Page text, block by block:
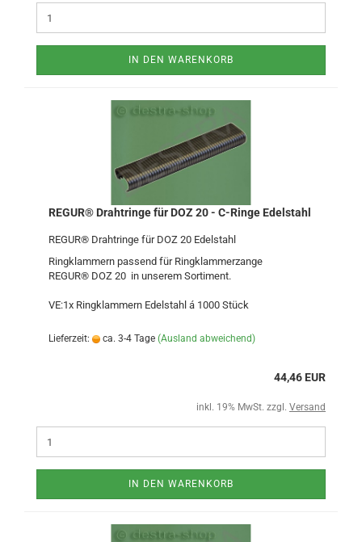
IN DEN WARENKORB
REGUR® Drahtringe für DOZ 20 - C-Ringe Edelstahl
REGUR® Drahtringe für DOZ 20 Edelstahl
Ringklammern passend für Ringklammerzange
REGUR® DOZ 20 in unserem Sortiment.
VE:1x Ringklammern Edelstahl á 1000 Stück
Lieferzeit: ca. 3-4 Tage (Ausland abweichend)
44,46 EUR
inkl. 19% MwSt. zzgl. Versand
IN DEN WARENKORB